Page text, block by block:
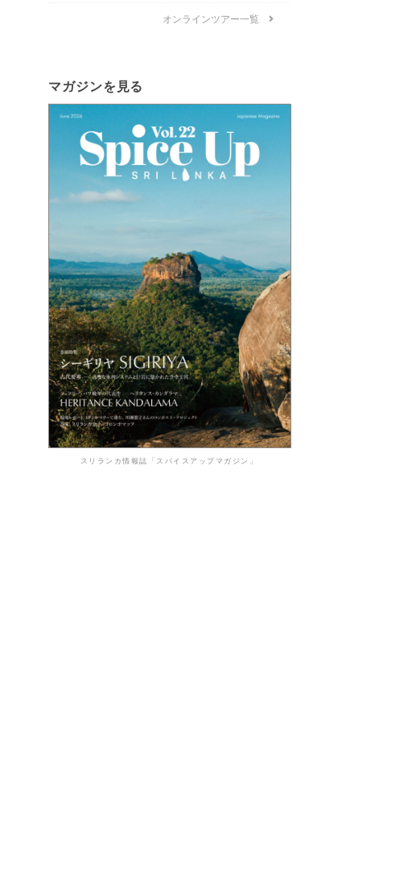
オンラインツアー一覧
マガジンを見る
スリランカ情報誌「スパイスアップマガジン」